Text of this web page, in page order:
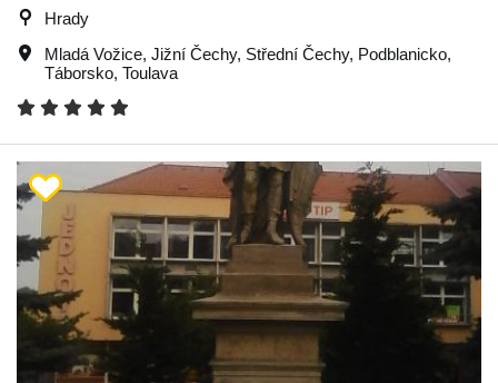
Hrady
Mladá Vožice, Jižní Čechy, Střední Čechy, Podblanicko,
Táborsko, Toulava